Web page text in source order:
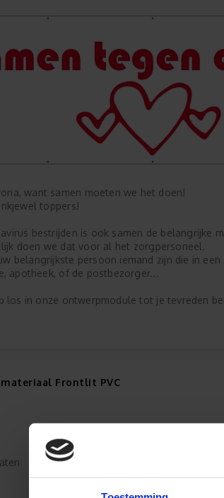
want samen moeten we het doen!
toppers!
bestrijden is ook samen de belangrijke
doen we dat voor al het zorgpersoneel.
belangrijkste persoon iemand zijn die in
apotheek, of de postbezorger...
los in onze ontwerpmodule tot je tevreden
materiaal Frontlit PVC